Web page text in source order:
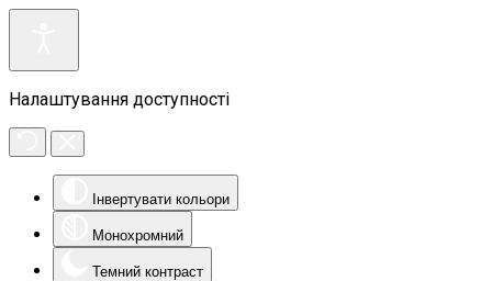
Налаштування доступності
Інвертувати кольори
Монохромний
Темний контраст